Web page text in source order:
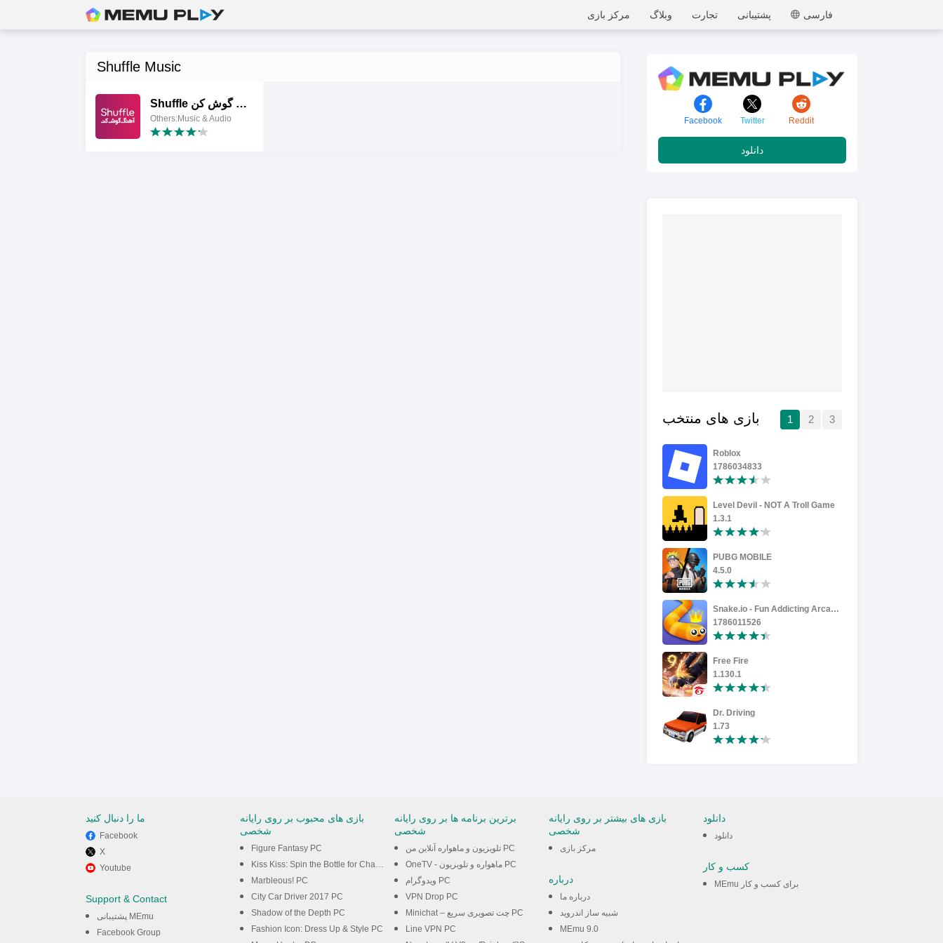
MEmu
فارسی پشتیبانی تجارت وبلاگ مرکز بازی
Shuffle Music
Shuffle آهنگ گوش کن
Others:Music & Audio Facebook Twitter Reddit
دانلود
بازی های منتخب 1 2 3
Roblox
1786034833
Level Devil - NOT A Troll Game
1.3.1
PUBG MOBILE
4.5.0
Snake.io - Fun Addicting Arcade Battle .io Games
1786011526
Free Fire
1.130.1
Dr. Driving
1.73
ما را دنبال کنید
Facebook
X
Youtube
Support & Contact
پشتیبانی MEmu
Facebook Group
بازی های محبوب بر روی رایانه
شخصی
Figure Fantasy PC
Kiss Kiss: Spin the Bottle for Chatting & Fun PC
Marbleous! PC
City Car Driver 2017 PC
Shadow of the Depth PC
Fashion Icon: Dress Up & Style PC
برترین برنامه ها بر روی رایانه
شخصی
تلویزیون و ماهواره آنلاین من PC
OneTV - ماهواره و تلویزیون PC
ویدوگرام PC
VPN Drop PC
Minichat – چت تصویری سریع PC
Line VPN PC
بازی های بیشتر بر روی رایانه
شخصی
مرکز بازی
درباره
درباره ما
شبیه ساز اندروید
MEmu 9.0
دانلود
دانلود
کسب و کار
MEmu برای کسب و کار